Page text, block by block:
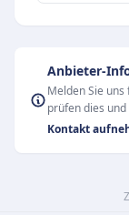
Anbieter-
Melden Sie
prüfen dies
Kontakt